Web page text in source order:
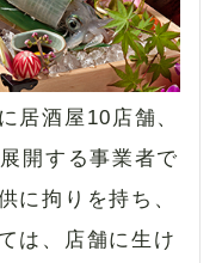
居酒屋10店舗、
開する事業者で
に拘りを持ち、
は、店舗に生け